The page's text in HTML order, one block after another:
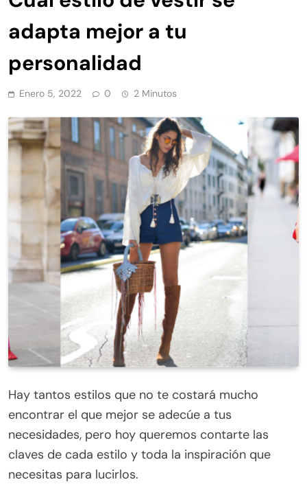
adapta mejor a tu
personalidad
Enero 5, 2022 0 2 Minutos
Hay tantos estilos que no te costará mucho
encontrar el que mejor se adecúe a tus
necesidades, pero hoy queremos contarte las
claves de cada estilo y toda la inspiración que
necesitas para lucirlos.